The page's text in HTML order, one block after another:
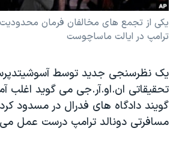
گالری عکس
اعتراضات زن، زندگی، آزادی
تریبونال مردمی آبان ۹۸
دادگاه حمید نوری
چهل سال گروگان‌گیری
زبانهای مختلف
یکی از تجمع های مخالفان فرمان
ترامپ در ایالت ماساچوست
یک نظرسنجی جدید توسط
تحقیقاتی ان.او.آر.جی می گوید اغلب
گویند دادگاه های فدرال در مسدود
مسافرتی دونالد ترامپ درست عمل می